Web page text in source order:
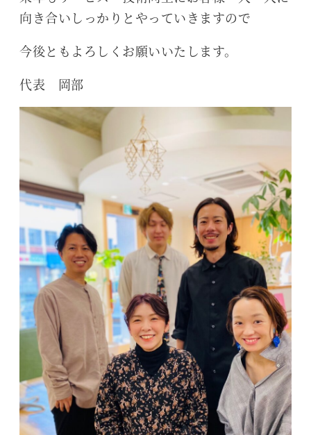
向き合いしっかりとやっていきますので
今後ともよろしくお願いいたします。
代表 岡部